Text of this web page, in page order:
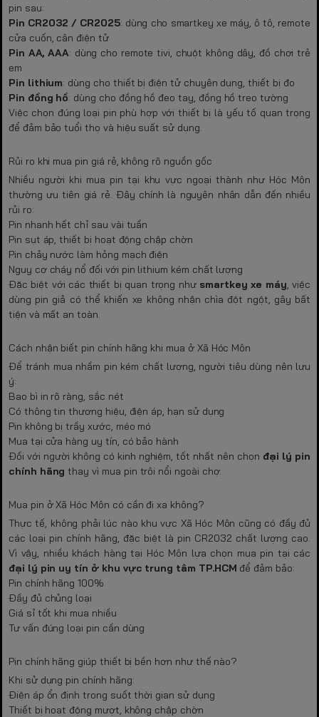
pin sau:
Pin CR2032 / CR2025: dùng cho smartkey xe máy, ô tô, remote
cửa cuốn, cân điện tử
Pin AA, AAA: dùng cho remote tivi, chuột không dây, đồ chơi trẻ
em
Pin lithium: dùng cho thiết bị điện tử chuyên dụng, thiết bị đo
Pin đồng hồ: dùng cho đồng hồ đeo tay, đồng hồ treo tường
Việc chọn đúng loại pin phù hợp với thiết bị là yếu tố quan trọng
để đảm bảo tuổi thọ và hiệu suất sử dụng.
Rủi ro khi mua pin giá rẻ, không rõ nguồn gốc
Nhiều người khi mua pin tại khu vực ngoại thành như Hóc Môn
thường ưu tiên giá rẻ. Đây chính là nguyên nhân dẫn đến nhiều
rủi ro:
Pin nhanh hết chỉ sau vài tuần
Pin sụt áp, thiết bị hoạt động chập chờn
Pin chảy nước làm hỏng mạch điện
Nguy cơ cháy nổ đối với pin lithium kém chất lượng
Đặc biệt với các thiết bị quan trọng như smartkey xe máy, việc
dùng pin giả có thể khiến xe không nhận chìa đột ngột, gây bất
tiện và mất an toàn.
Cách nhận biết pin chính hãng khi mua ở Xã Hóc Môn
Để tránh mua nhầm pin kém chất lượng, người tiêu dùng nên lưu
ý:
Bao bì in rõ ràng, sắc nét
Có thông tin thương hiệu, điện áp, hạn sử dụng
Pin không bị trầy xước, méo mó
Mua tại cửa hàng uy tín, có bảo hành
Đối với người không có kinh nghiệm, tốt nhất nên chọn đại lý pin
chính hãng thay vì mua pin trôi nổi ngoài chợ.
Mua pin ở Xã Hóc Môn có cần đi xa không?
Thực tế, không phải lúc nào khu vực Xã Hóc Môn cũng có đầy đủ
các loại pin chính hãng, đặc biệt là pin CR2032 chất lượng cao.
Vì vậy, nhiều khách hàng tại Hóc Môn lựa chọn mua pin tại các
đại lý pin uy tín ở khu vực trung tâm TP.HCM để đảm bảo:
Pin chính hãng 100%
Đầy đủ chủng loại
Giá sỉ tốt khi mua nhiều
Tư vấn đúng loại pin cần dùng
Pin chính hãng giúp thiết bị bền hơn như thế nào?
Khi sử dụng pin chính hãng:
Điện áp ổn định trong suốt thời gian sử dụng
Thiết bị hoạt động mượt, không chập chờn